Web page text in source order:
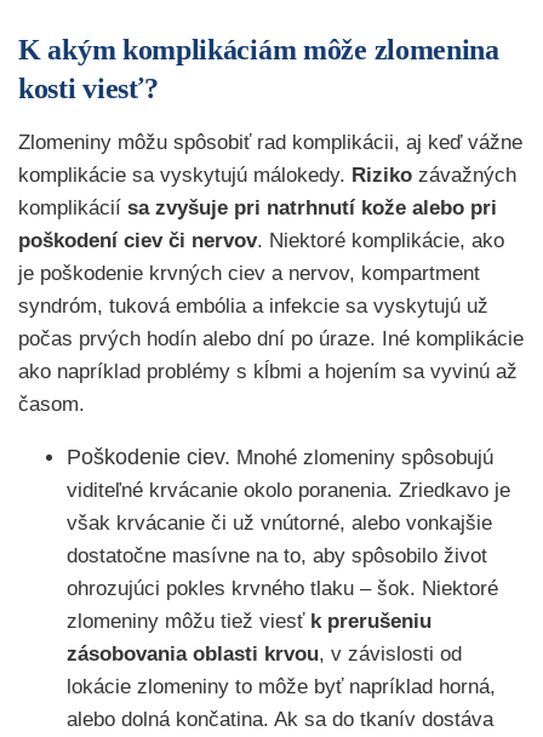
K akým komplikáciám môže zlomenina
kosti viesť?
Zlomeniny môžu spôsobiť rad komplikácii, aj keď vážne
komplikácie sa vyskytujú málokedy. Riziko závažných
komplikácií sa zvyšuje pri natrhnutí kože alebo pri
poškodení ciev či nervov. Niektoré komplikácie, ako
je poškodenie krvných ciev a nervov, kompartment
syndróm, tuková embólia a infekcie sa vyskytujú už
počas prvých hodín alebo dní po úraze. Iné komplikácie
ako napríklad problémy s kĺbmi a hojením sa vyvinú až
časom.
Poškodenie ciev. Mnohé zlomeniny spôsobujú
viditeľné krvácanie okolo poranenia. Zriedkavo je
však krvácanie či už vnútorné, alebo vonkajšie
dostatočne masívne na to, aby spôsobilo život
ohrozujúci pokles krvného tlaku – šok. Niektoré
zlomeniny môžu tiež viesť k prerušeniu
zásobovania oblasti krvou, v závislosti od
lokácie zlomeniny to môže byť napríklad horná,
alebo dolná končatina. Ak sa do tkanív dostáva